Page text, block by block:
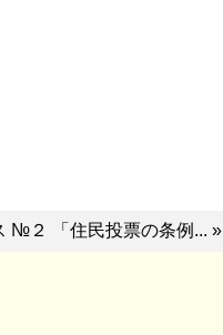
№２ 「住民投票の条例... »